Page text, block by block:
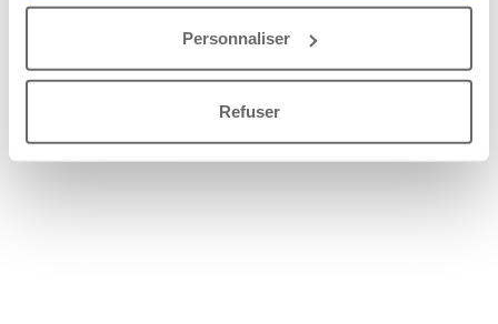
Personnaliser
Refuser